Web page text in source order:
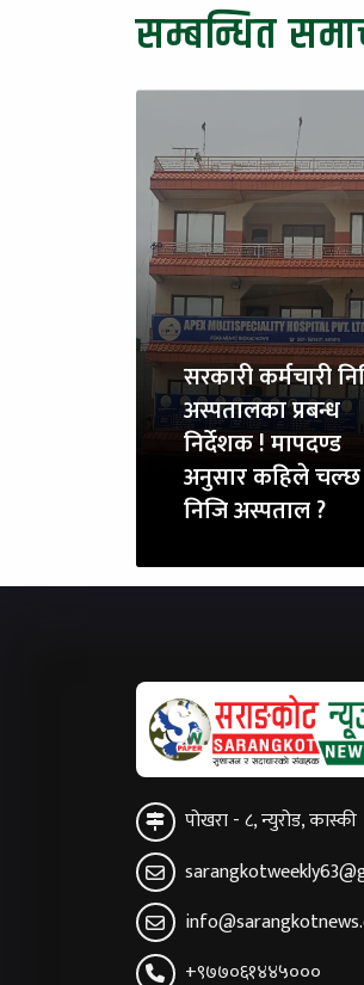
सम्बन्धित
सरकारी कर्मचारी
अस्पतालका प्रबन्ध
निर्देशक ! मापदण्ड
अनुसार कहिले चल्छ
निजि अस्पताल ?
पोखरा - ८, न्युरोड, कास्की
+९७७०६१४४५०००